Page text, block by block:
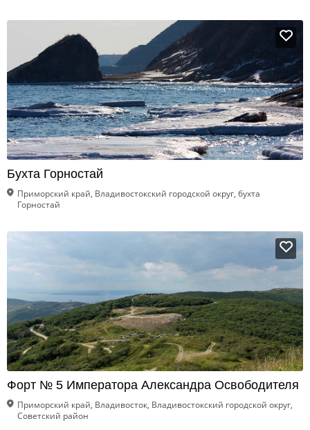
Бухта Горностай
Приморский край, Владивостокский городской округ, бухта
Горностай
Форт № 5 Императора Александра Освободителя
Приморский край, Владивосток, Владивостокский городской округ,
Советский район